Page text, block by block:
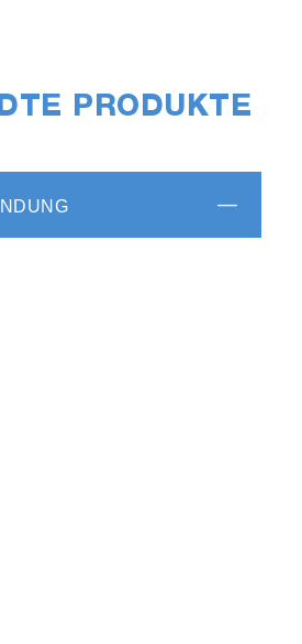
PRODUKTE